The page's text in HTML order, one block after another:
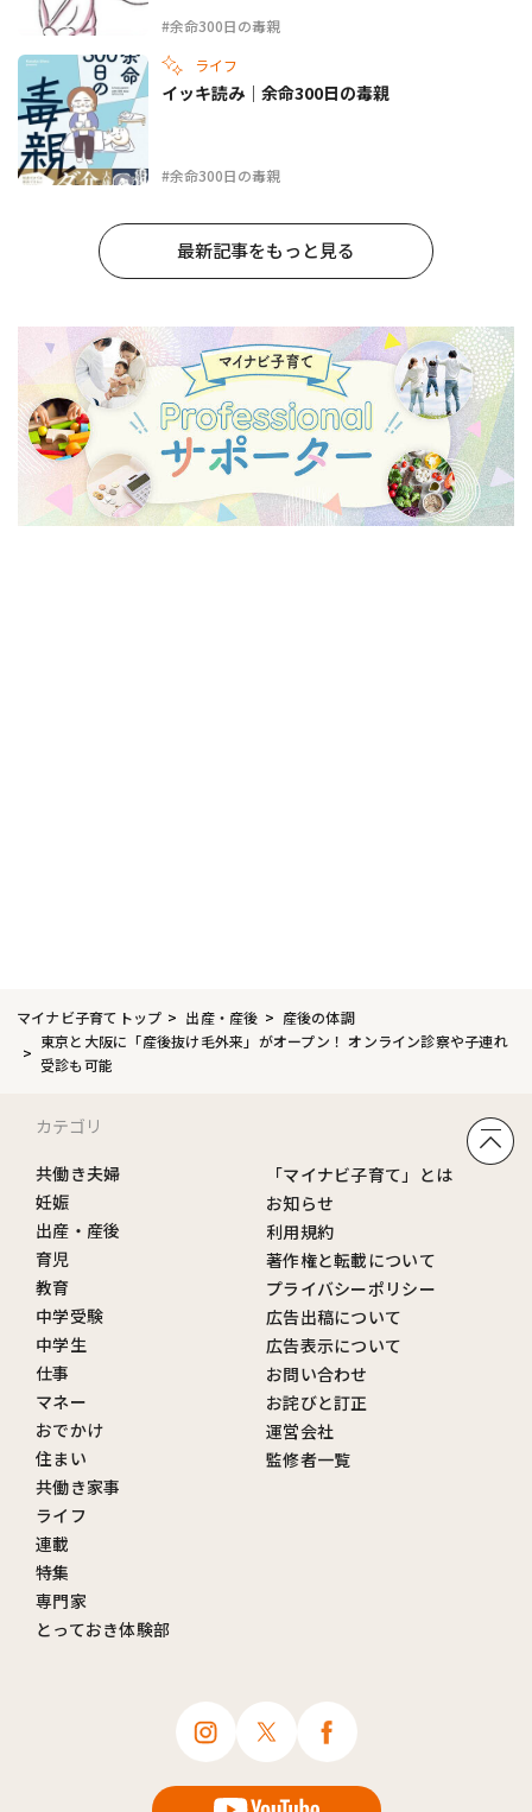
#余命300日の毒親
ライフ
#余命300日の毒親
イッキ読み｜余命300日の毒親
最新記事をもっと見る
マイナビ子育てトップ 出産・産後
産後の体調
東京と大阪に「産後抜け毛外来」がオープン！ オンライン診察や子連れ
受診も可能
カテゴリ
共働き夫婦
妊娠
出産・産後
育児
教育
中学受験
中学生
仕事
マネー
おでかけ
住まい
共働き家事
ライフ
連載
特集
専門家
とっておき体験部
「マイナビ子育て」とは
お知らせ
利用規約
著作権と転載について
プライバシーポリシー
広告出稿について
広告表示について
お問い合わせ
お詫びと訂正
運営会社
監修者一覧